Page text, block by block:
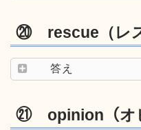
⑳ rescue（レス
答え
㉑ opinion（オ